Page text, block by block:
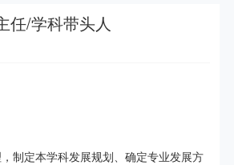
任/学科带头人
制定本学科发展规划、确定专业发展方